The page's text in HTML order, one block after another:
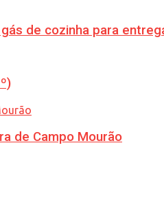
de cozinha para
de Campo Mourão